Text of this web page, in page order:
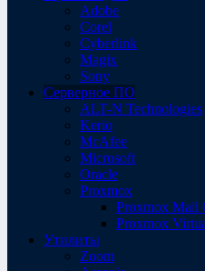
Adobe
Corel
Cyberlink
Magix
Sony
Серверное ПО
ALT-N Technologies
Kerio
McAfee
Microsoft
Oracle
Proxmox
Proxmox Mail
Proxmox
Утилиты
Zoom